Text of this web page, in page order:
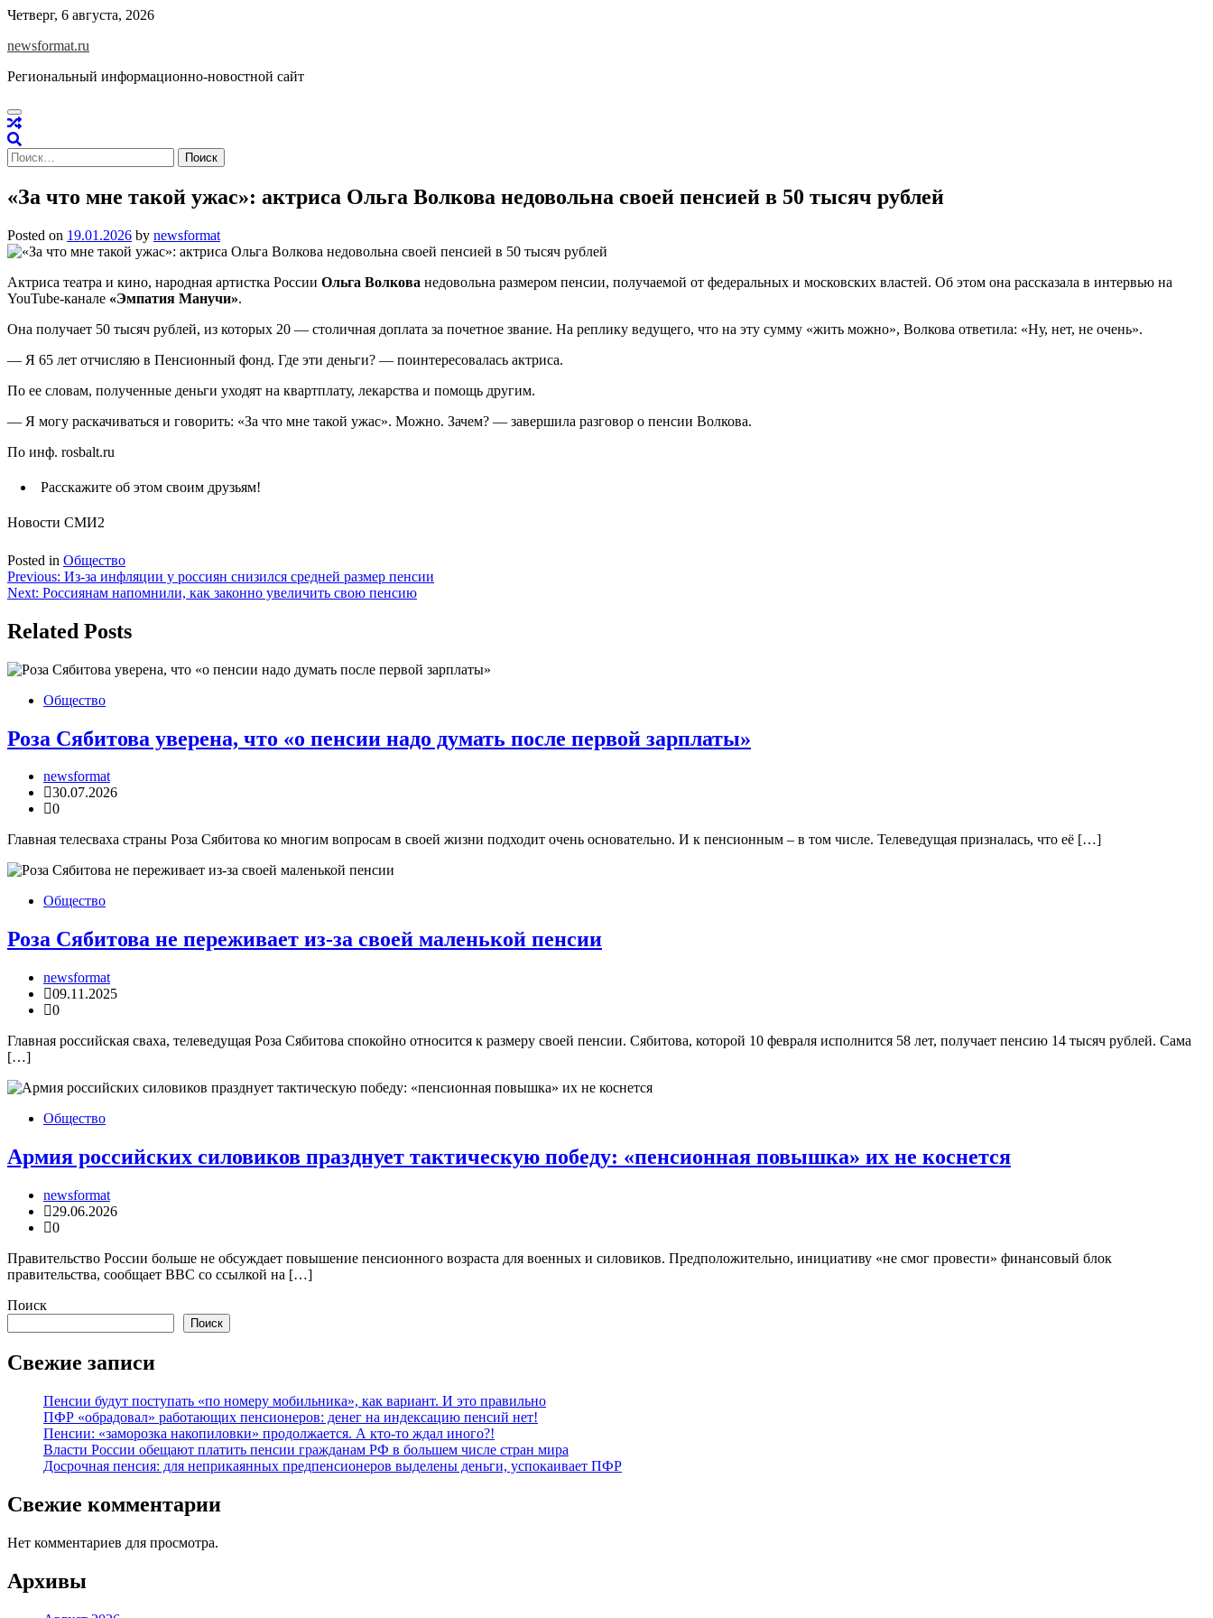
Skip
content
Четверг, 6 августа, 2026
newsformat.ru
Региональный информационно-новостной сайт
Найти:
«За что мне такой ужас»: актриса Ольга Волкова недовольна своей пенсией в 50 тысяч рублей
Posted on 19.01.2026 by newsformat
Актриса театра и кино, народная артистка России Ольга Волкова недовольна размером пенсии, получаемой от федеральных и московских властей. Об этом она рассказала в интервью на
YouTube-канале «Эмпатия Манучи».
Она получает 50 тысяч рублей, из которых 20 — столичная доплата за почетное звание. На реплику ведущего, что на эту сумму «жить можно», Волкова ответила: «Ну, нет, не очень».
— Я 65 лет отчисляю в Пенсионный фонд. Где эти деньги? — поинтересовалась актриса.
По ее словам, полученные деньги уходят на квартплату, лекарства и помощь другим.
— Я могу раскачиваться и говорить: «За что мне такой ужас». Можно. Зачем? — завершила разговор о пенсии Волкова.
По инф. rosbalt.ru
Расскажите об этом своим друзьям!
Новости СМИ2
Posted in Общество
Навигация
по
записям
Previous: Из-за инфляции у россиян снизился средней размер пенсии
Next: Россиянам напомнили, как законно увеличить свою пенсию
Related Posts
Общество
Роза Сябитова уверена, что «о пенсии надо думать после первой зарплаты»
newsformat
30.07.2026
0
Главная телесваха страны Роза Сябитова ко многим вопросам в своей жизни подходит очень основательно. И к пенсионным – в том числе. Телеведущая призналась, что её […]
Общество
Роза Сябитова не переживает из-за своей маленькой пенсии
newsformat
09.11.2025
0
Главная российская сваха, телеведущая Роза Сябитова спокойно относится к размеру своей пенсии. Сябитова, которой 10 февраля исполнится 58 лет, получает пенсию 14 тысяч рублей. Сама
[…]
Общество
Армия российских силовиков празднует тактическую победу: «пенсионная повышка» их не коснется
newsformat
29.06.2026
0
Правительство России больше не обсуждает повышение пенсионного возраста для военных и силовиков. Предположительно, инициативу «не смог провести» финансовый блок
правительства, сообщает BBC со ссылкой на […]
Поиск
Поиск
Свежие записи
Пенсии будут поступать «по номеру мобильника», как вариант. И это правильно
ПФР «обрадовал» работающих пенсионеров: денег на индексацию пенсий нет!
Пенсии: «заморозка накопиловки» продолжается. А кто-то ждал иного?!
Власти России обещают платить пенсии гражданам РФ в большем числе стран мира
Досрочная пенсия: для неприкаянных предпенсионеров выделены деньги, успокаивает ПФР
Свежие комментарии
Нет комментариев для просмотра.
Архивы